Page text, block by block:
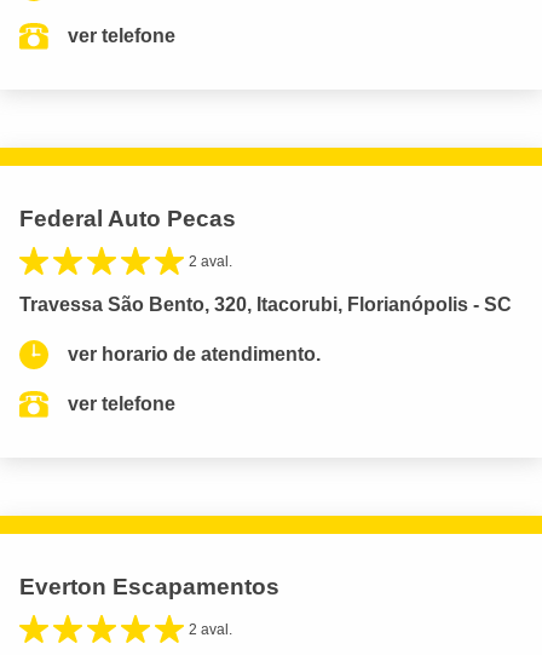
ver telefone
Federal Auto Pecas
2 aval.
Travessa São Bento, 320, Itacorubi, Florianópolis - SC
ver horario de atendimento.
ver telefone
Everton Escapamentos
2 aval.